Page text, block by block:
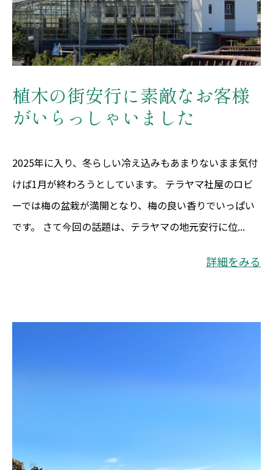
植木の街安行に素敵なお客様
がいらっしゃいました
2025年に入り、冬らしい冷え込みもあまりないまま気付
けば1月が終わろうとしています。 テラヤマ社屋のロビ
ーでは梅の盆栽が満開となり、梅の良い香りでいっぱい
です。 さて今回の話題は、テラヤマの地元安行に位...
詳細をみる